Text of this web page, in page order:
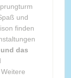
und
finden
das